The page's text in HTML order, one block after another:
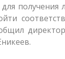
получения